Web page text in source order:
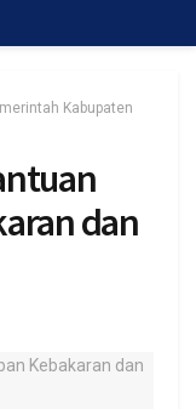
Kabupaten
dan